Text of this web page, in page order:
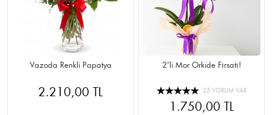
Vazoda Renkli Papatya
2.210,00 TL
2'li Mor Orkide Fırsatı!
25 YORUM VAR
1.750,00 TL